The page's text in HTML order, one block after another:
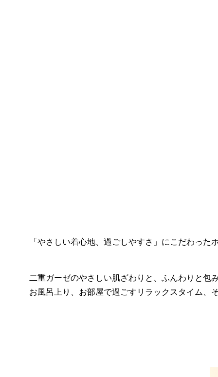
「やさしい着心地、過ごしやすさ」にこだわった
二重ガーゼのやさしい肌ざわりと、ふんわりと包
お風呂上り、お部屋で過ごすリラックスタイム、